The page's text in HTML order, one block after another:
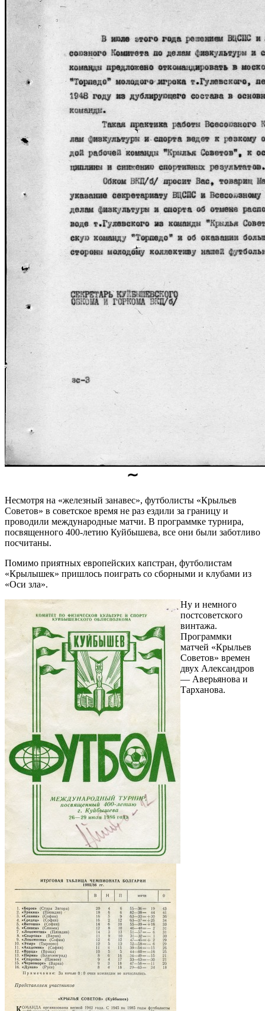
∼
Несмотря на «железный занавес», футболисты «Крыльев
Советов» в советское время не раз ездили за границу и
проводили международные матчи. В программке турнира,
посвященного 400-летию Куйбышева, все они были заботливо
посчитаны.
Помимо приятных европейских капстран, футболистам
«Крылышек» пришлось поиграть со сборными и клубами из
«Оси зла».
Ну и немного
постсоветского
винтажа.
Программки
матчей «Крыльев
Советов» времен
двух Александров
— Аверьянова и
Тарханова.